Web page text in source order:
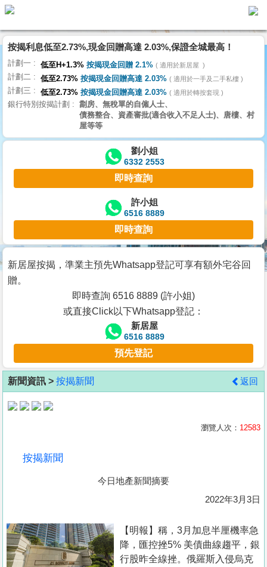
代
理
主
頁
搵
樓/
交
業
主
宅
谷
按
客
地
產
置
業
按揭利息低至2.73%,現金回贈高達 2.03%,保證全城最高！
計劃一 低至H+1.3% 按揭現金回贈 2.1% 適用於新居屋
計劃二 低至2.73% 按揭現金回贈高達 2.03% 適用於一手及二手私樓
計劃三 低至2.73% 按揭現金回贈高達 2.03% 適用於轉按套現
銀行特別按揭計劃
劏房、無稅單的自僱人士、
債務整合、資產審批(適合收入不足人士)、唐樓、村
屋等等
劉小姐
6332 2553
即時查詢
許小姐
6516 8889
即時查詢
新居屋按揭，準業主預先Whatsapp登記可享有額外宅谷回
贈。
即時查詢 6516 8889 (許小姐)
或直接Click以下Whatsapp登記：
新居屋
6516 8889
預先登記
新聞資訊 > 按揭新聞 返回
瀏覽人次： 12583
按揭新聞
今日地產新聞摘要
2022年3月3日
【明報】稱，3月加息半厘機率急
降，匯控挫5% 美債曲線趨平，銀
行股昨全線挫。俄羅斯入侵烏克